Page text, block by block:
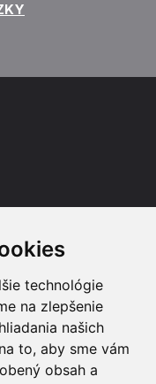
technológie
na zlepšenie
našich
to, aby sme vám
obsah a